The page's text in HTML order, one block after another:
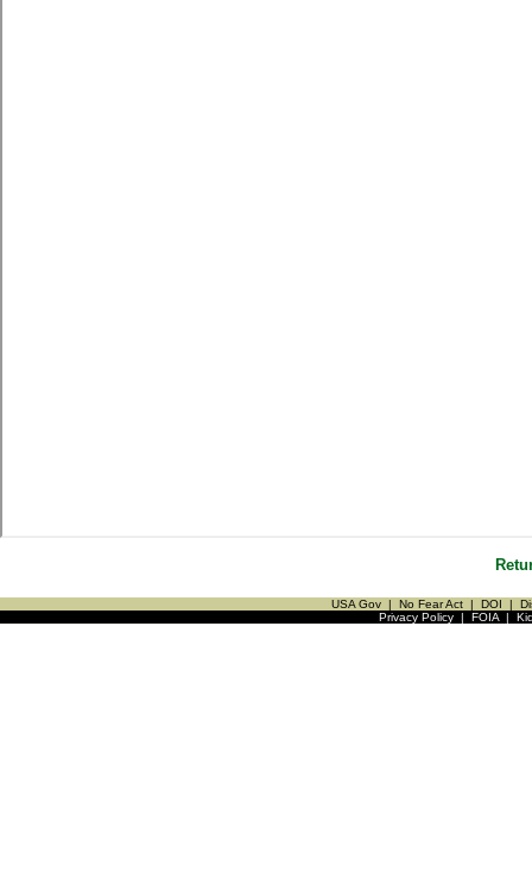
USA Gov | No Fear Act | DOI |
Privacy Policy| FOIA|